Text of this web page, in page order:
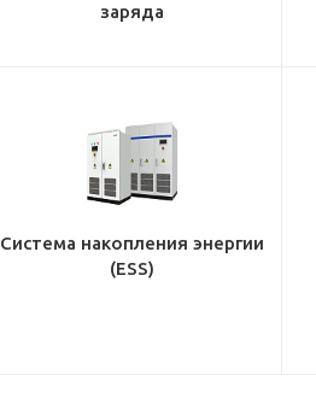
заряда
Система накопления энергии
(ESS)